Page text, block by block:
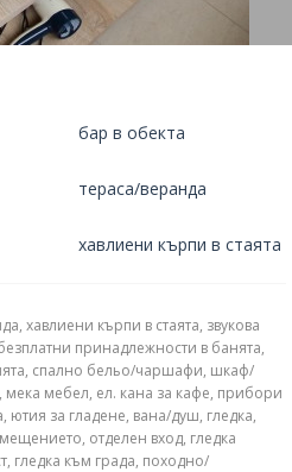
бар в обекта
тераса/веранда
хавлиени кърпи в стаята
хавлиени кърпи в стаята, звукова
принадлежности в банята,
спално бельо/чаршафи, шкаф/
мека мебел, ел. кана за кафе, прибори
ютия за гладене, вана/душ, гледка,
отделен вход, гледка
гледка към града, походно/